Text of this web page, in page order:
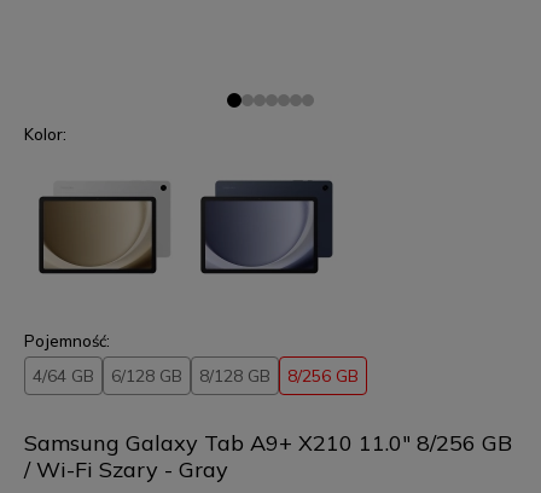
Samsung Galaxy Tab A9+ X210 11.0" 8/256 GB
/ Wi-Fi Szary - Gray
Kolor:
Pojemność:
4/64 GB 6/128 GB 8/128 GB 8/256 GB